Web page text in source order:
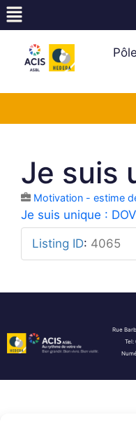
Je suis
Motivation - estime
Je suis unique :
Listing ID: 4065
Rue
Tel: